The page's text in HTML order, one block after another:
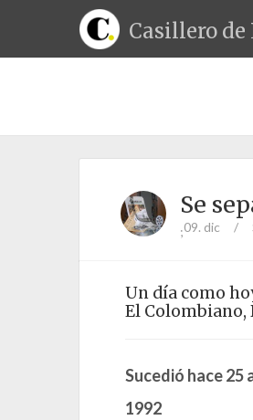
Casillero de
Se
;09. dic /
Un día como
El Colombiano,
Sucedió hace 25
1992